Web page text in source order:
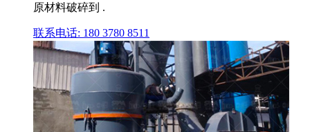
原材料破碎到 .
联系电话: 180 3780 8511